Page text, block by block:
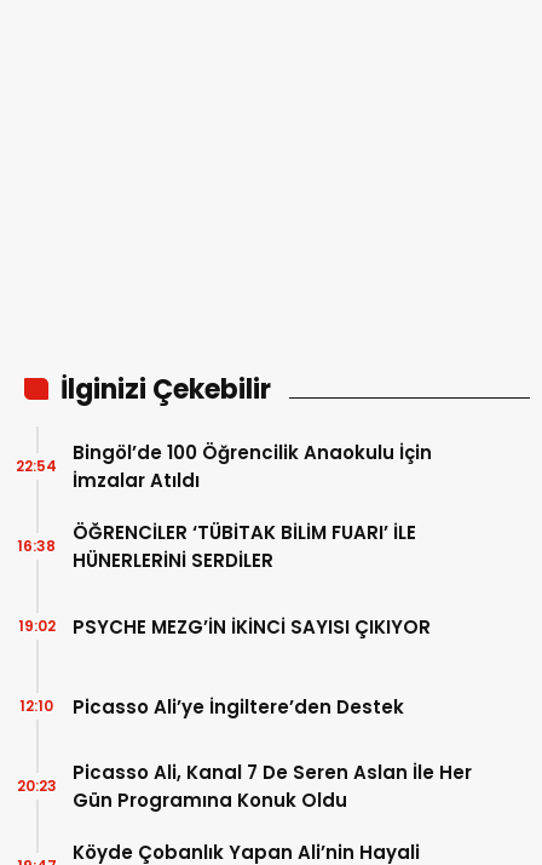
İlginizi Çekebilir
Bingöl’de 100 Öğrencilik Anaokulu İçin
İmzalar Atıldı
22:54
ÖĞRENCİLER ‘TÜBİTAK BİLİM FUARI’ İLE
HÜNERLERİNİ SERDİLER
16:38
PSYCHE MEZG’İN İKİNCİ SAYISI ÇIKIYOR
19:02
Picasso Ali’ye İngiltere’den Destek
12:10
Picasso Ali, Kanal 7 De Seren Aslan İle Her
Gün Programına Konuk Oldu
20:23
Köyde Çobanlık Yapan Ali’nin Hayali